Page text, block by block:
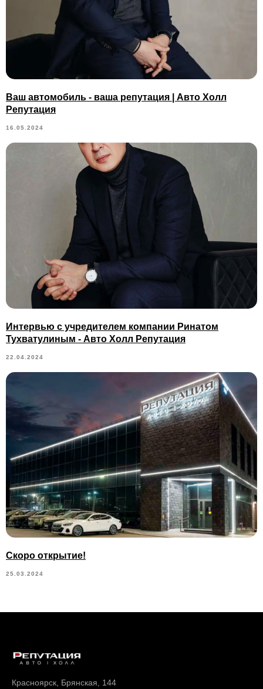
Ваш автомобиль - ваша репутация | Авто Холл
Репутация
16.05.2024
Интервью с учредителем компании Ринатом
Тухватулиным - Авто Холл Репутация
22.04.2024
Скоро открытие!
25.03.2024
Красноярск, Брянская, 144